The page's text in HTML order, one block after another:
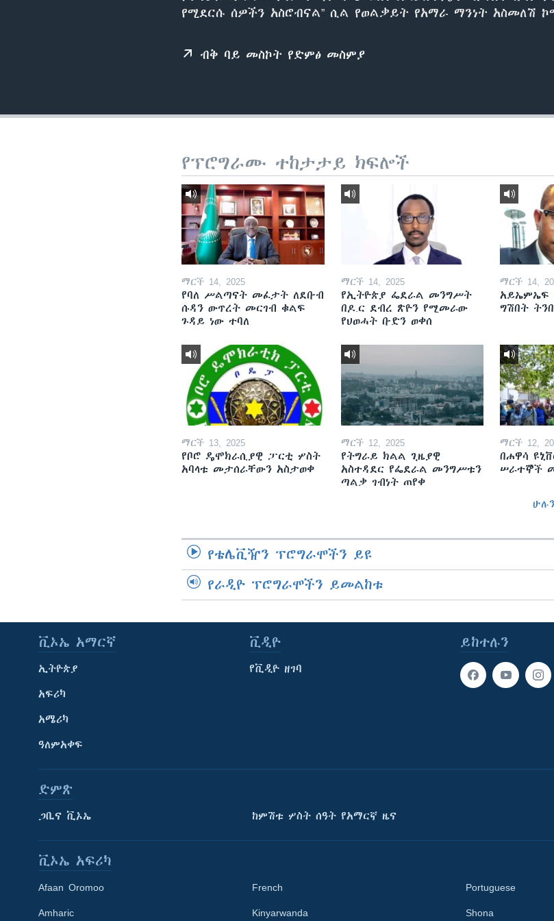
የሚደርሱ ሰዎችን አስሮብናል” ሲል የወልቃይት የአማራ ማንነት አስመለሽ
ብቅ ባይ መስኮት የድምፅ መስምያ
የፕሮግራሙ ተከታታይ ክፍሎች
ማርች 14, 2025
የባለ ሥልጣናት መፈታት ለደቡብ
ሱዳን ውጥረት መርገብ ቁልፍ
ጉዳይ ነው ተባለ
ማርች 14, 2025
የኢትዮጵያ ፌደራል መንግሥት
በዶ.ር ደብረ ጽዮን የሚመራው
የህወሓት ቡድን ወቀሰ
ማርች 14,
አይኤምኤፍ
ግሽበት
ማርች 13, 2025
የቦሮ ዴሞክራሲያዊ ፓርቲ ሦስት
አባላቱ መታሰራቸውን አስታወቀ
ማርች 12, 2025
የትግራይ ክልል ጊዜያዊ
አስተዳደር የፌደራል መንግሥቱን
ጣልቃ ገብነት ጠየቀ
ማርች 12,
በሐዋሳ
ሠራተኞች
የቴሌቪዥን ፕሮግራሞችን ይዩ
የራዲዮ ፕሮግራሞችን ይመልከቱ
ይከተሉን
ቪኦኤ አማርኛ
ኢትዮጵያ
አፍሪካ
አሜሪካ
ዓለምአቀፍ
ቪዲዮ
የቪዲዮ ዘገባ
ድምጽ
ጋቢና ቪኦኤ ከምሽቱ ሦስት ሰዓት የአማርኛ ዜና
ቪኦኤ አፍሪካ
Afaan Oromoo
Amharic
French
Kinyarwanda
Portuguese
Shona